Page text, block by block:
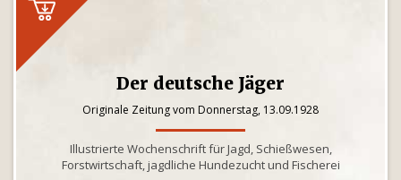
Der deutsche Jäger
Originale Zeitung vom Donnerstag, 13.09.1928
Illustrierte Wochenschrift für Jagd, Schießwesen,
Forstwirtschaft, jagdliche Hundezucht und Fischerei